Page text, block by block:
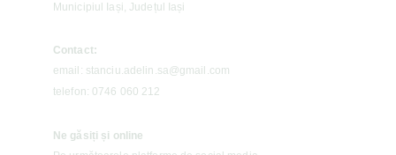
Contact:
email: stanciu.adelin.sa@gmail.com
telefon: 0746 060 212
Municipiul Iași, Județul Iași
Ne găsiți și online